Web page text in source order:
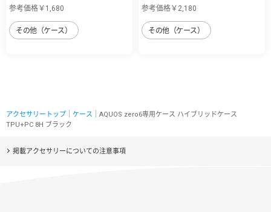
参考価格￥1,680
その他（ケース）
参考価格￥2,180
その他（ケース）
アクセサリートップ ケース ｜AQUOS zero6専用ケース ハイブリッドケース
TPU+PC 8H ブラック
掲載アクセサリーについての注意事項